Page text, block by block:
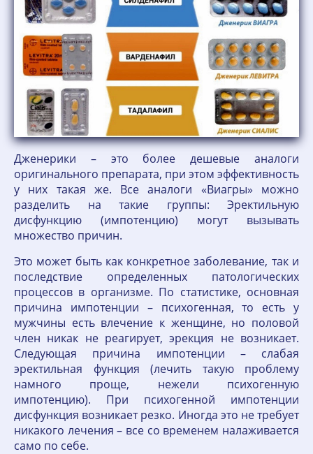
Дженерики – это более дешевые аналоги
оригинального препарата, при этом эффективность
у них такая же. Все аналоги «Виагры» можно
разделить на такие группы: Эректильную
дисфункцию (импотенцию) могут вызывать
множество причин.
Это может быть как конкретное заболевание, так и
последствие определенных патологических
процессов в организме. По статистике, основная
причина импотенции – психогенная, то есть у
мужчины есть влечение к женщине, но половой
член никак не реагирует, эрекция не возникает.
Следующая причина импотенции – слабая
эректильная функция (лечить такую проблему
намного проще, нежели психогенную
импотенцию). При психогенной импотенции
дисфункция возникает резко. Иногда это не требует
никакого лечения – все со временем налаживается
само по себе.